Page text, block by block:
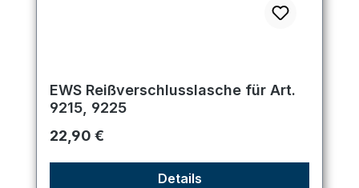
EWS Reißverschlusslasche für Art.
9215, 9225
Regulärer Preis:
22,90 €
Details